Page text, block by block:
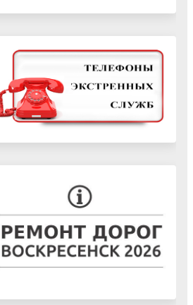
области
область, г.
Воскресенск,
пл.Советская, д.4б
Тел:+7 (496) 449-60-
16 и +7 (496) 449-60-
graddoc@vos-mo.ru
отдел подготовки
разрешительной
документации;